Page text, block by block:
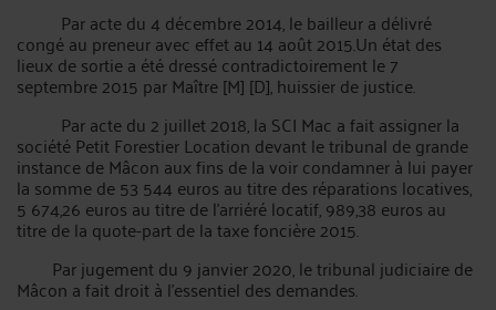
Par acte du 4 décembre 2014, le bailleur a délivré
congé au preneur avec effet au 14 août 2015.Un état des
lieux de sortie a été dressé contradictoirement le 7
septembre 2015 par Maître [M] [D], huissier de justice.
Par acte du 2 juillet 2018, la SCI Mac a fait assigner la
société Petit Forestier Location devant le tribunal de grande
instance de Mâcon aux fins de la voir condamner à lui payer
la somme de 53 544 euros au titre des réparations locatives,
5 674,26 euros au titre de l'arriéré locatif, 989,38 euros au
titre de la quote-part de la taxe foncière 2015.
Par jugement du 9 janvier 2020, le tribunal judiciaire de
Mâcon a fait droit à l’essentiel des demandes.